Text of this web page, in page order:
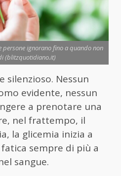
persone ignorano fino a quando non
(blitzquotidiano.it)
silenzioso. Nessun
evidente, nessun
a prenotare una
nel frattempo, il
la glicemia inizia a
sempre di più a
sangue.